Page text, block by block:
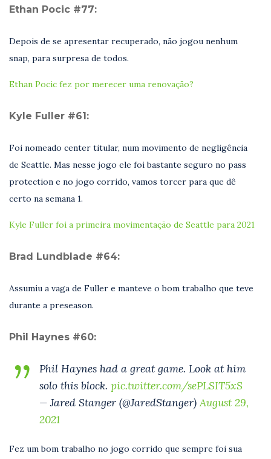
Ethan Pocic #77:
Depois de se apresentar recuperado, não jogou nenhum
snap, para surpresa de todos.
Ethan Pocic fez por merecer uma renovação?
Kyle Fuller #61:
Foi nomeado center titular, num movimento de negligência
de Seattle. Mas nesse jogo ele foi bastante seguro no pass
protection e no jogo corrido, vamos torcer para que dê
certo na semana 1.
Kyle Fuller foi a primeira movimentação de Seattle para 2021
Brad Lundblade #64:
Assumiu a vaga de Fuller e manteve o bom trabalho que teve
durante a preseason.
Phil Haynes #60:
Phil Haynes had a great game. Look at him
solo this block. pic.twitter.com/sePLSIT5xS
— Jared Stanger (@JaredStanger)August 29,
2021
Fez um bom trabalho no jogo corrido que sempre foi sua